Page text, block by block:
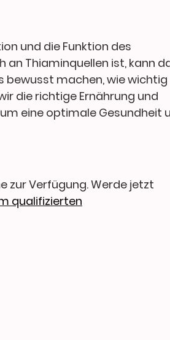
und die Funktion des
an Thiaminquellen ist, kann
bewusst machen, wie wichtig
die richtige Ernährung und
eine optimale Gesundheit
zur Verfügung. Werde jetzt
qualifizierten